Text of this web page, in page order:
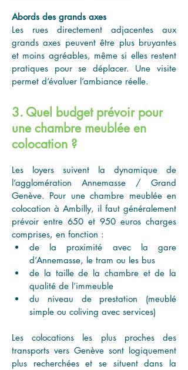
Abords des grands axes
Les rues directement adjacentes aux
grands axes peuvent être plus bruyantes
et moins agréables, même si elles restent
pratiques pour se déplacer. Une visite
permet d’évaluer l’ambiance réelle.
3. Quel budget prévoir pour
une chambre meublée en
colocation ?
Les loyers suivent la dynamique de
l’agglomération Annemasse / Grand
Genève. Pour une chambre meublée en
colocation à Ambilly, il faut généralement
prévoir entre 650 et 950 euros charges
comprises, en fonction :
de la proximité avec la gare
d’Annemasse, le tram ou les bus
de la taille de la chambre et de la
qualité de l’immeuble
du niveau de prestation (meublé
simple ou coliving avec services)
Les colocations les plus proches des
transports vers Genève sont logiquement
plus recherchées et se situent dans la